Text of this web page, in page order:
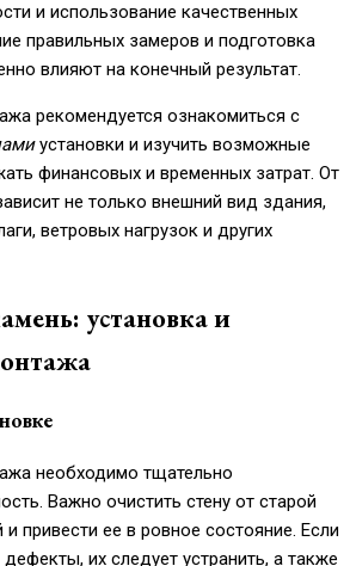
и использование качественных
правильных замеров и подготовка
влияют на конечный результат.
рекомендуется ознакомиться с
установки и изучить возможные
финансовых и временных затрат. От
не только внешний вид здания,
ветровых нагрузок и других
установка и
необходимо тщательно
Важно очистить стену от старой
и привести ее в ровное состояние. Если
их следует устранить, а также